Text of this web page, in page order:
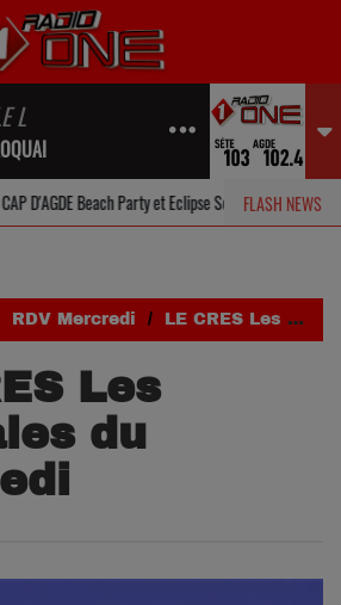
L
FLASH NEWS
D'AGDE Beach Party et Eclipse Solaire
RDV Mercredi LE CRES Les Estivales du Mercredi
Les
du